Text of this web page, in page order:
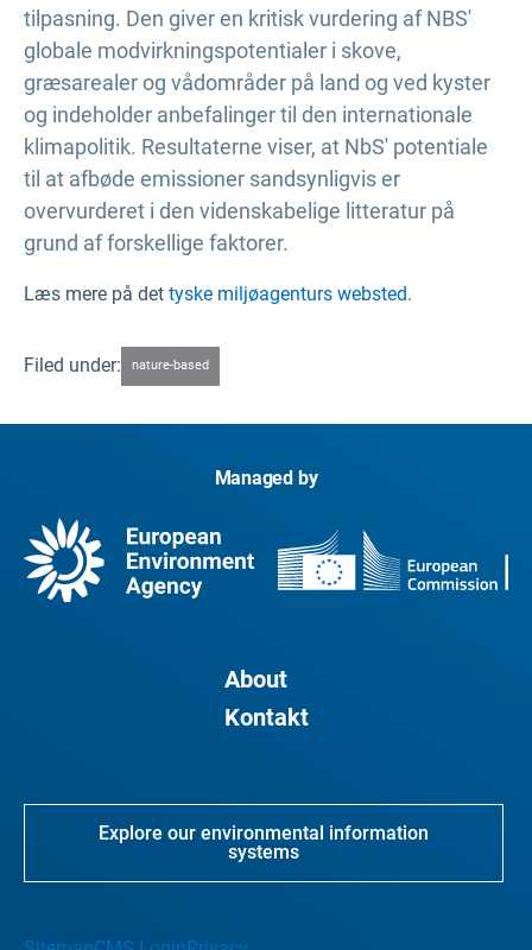
tilpasning. Den giver en kritisk vurdering af NBS'
globale modvirkningspotentialer i skove,
græsarealer og vådområder på land og ved kyster
og indeholder anbefalinger til den internationale
klimapolitik. Resultaterne viser, at NbS' potentiale
til at afbøde emissioner sandsynligvis er
overvurderet i den videnskabelige litteratur på
grund af forskellige faktorer.
Læs mere på det tyske miljøagenturs websted.
Filed under: nature-based
Managed by
About
Kontakt
Explore our environmental information
systems